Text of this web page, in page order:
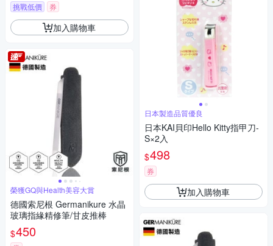
挑戰低價 券
加入購物車
榮獲GQ與Health美容大賞
德國索尼根 Germanikure 水晶
玻璃指緣精修筆/甘皮推棒
$450
日本製造品質優良
日本KAI貝印Hello Kitty指甲刀-
S×2入
$498
券
加入購物車